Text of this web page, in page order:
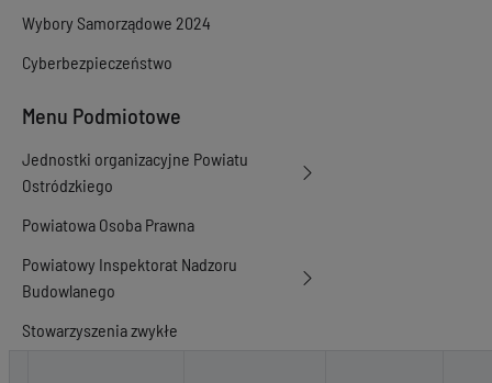
Wybory Samorządowe 2024
Cyberbezpieczeństwo
Menu Podmiotowe
Jednostki organizacyjne Powiatu
Ostródzkiego
Powiatowa Osoba Prawna
Powiatowy Inspektorat Nadzoru
Budowlanego
Stowarzyszenia zwykłe